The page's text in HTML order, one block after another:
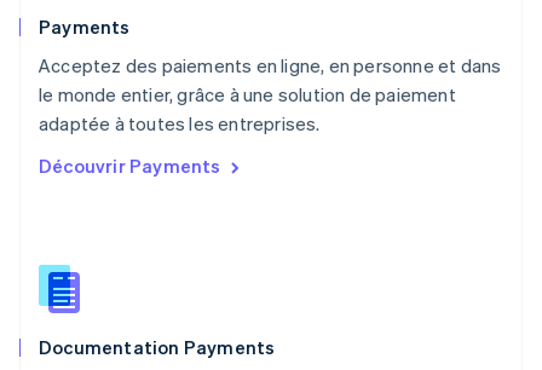
Payments
Acceptez des paiements en ligne, en personne et dans
le monde entier, grâce à une solution de paiement
adaptée à toutes les entreprises.
Découvrir Payments
Documentation Payments
English
NederlandsEnglish
Pologne
English
PortuguêsEnglish
English
Roumanie
Royaume-Uni